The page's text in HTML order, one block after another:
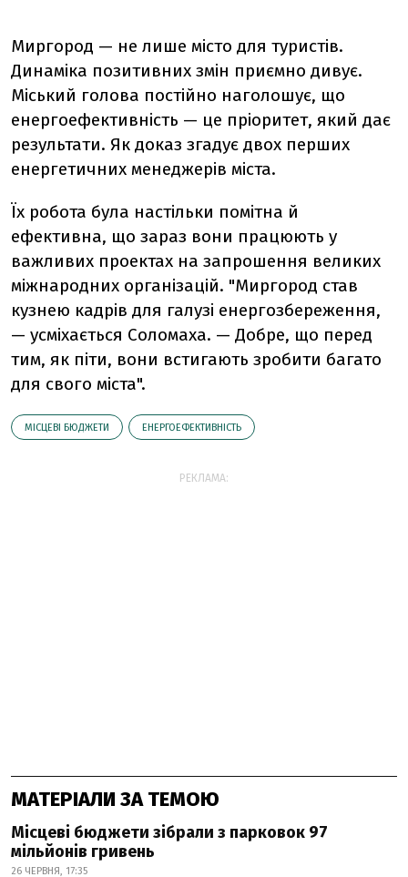
Миргород — не лише місто для туристів.
Динаміка позитивних змін приємно дивує.
Міський голова постійно наголошує, що
енергоефективність — це пріоритет, який дає
результати. Як доказ згадує двох перших
енергетичних менеджерів міста.
Їх робота була настільки помітна й
ефективна, що зараз вони працюють у
важливих проектах на запрошення великих
міжнародних організацій. "Миргород став
кузнею кадрів для галузі енергозбереження,
— усміхається Соломаха. — Добре, що перед
тим, як піти, вони встигають зробити багато
для свого міста".
МІСЦЕВІ БЮДЖЕТИ ЕНЕРГОЕФЕКТИВНІСТЬ
РЕКЛАМА:
МАТЕРІАЛИ ЗА ТЕМОЮ
Місцеві бюджети зібрали з парковок 97
мільйонів гривень
26 ЧЕРВНЯ, 17:35